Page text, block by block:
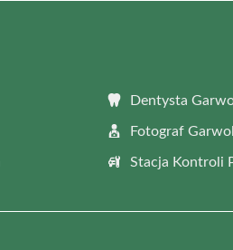
Dentysta
Fotograf
Stacja Kontroli